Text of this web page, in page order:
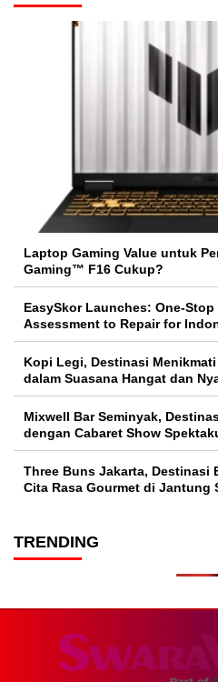
Laptop Gaming Value untuk
Gaming™ F16 Cukup?
EasySkor Launches: One-
Assessment to Repair for
Kopi Legi, Destinasi
dalam Suasana Hangat dan
Mixwell Bar Seminyak,
dengan Cabaret Show
Three Buns Jakarta, Destinasi
Cita Rasa Gourmet di Jantung
TRENDING